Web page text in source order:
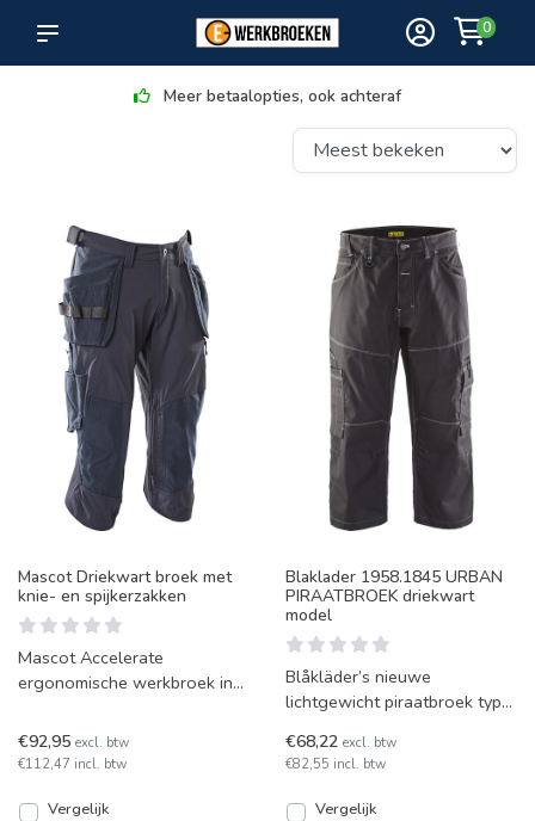
0
Meer betaalopties, ook achteraf
Mascot Driekwart broek met
knie- en spijkerzakken
Mascot Accelerate
ergonomische werkbroek in
voorzieningen voor
gereedscha
€92,95 excl. btw
€112,47 incl. btw
Vergelijk
Blaklader 1958.1845 URBAN
PIRAATBROEK driekwart
model
Blåkläder’s nieuwe
lichtgewicht piraatbroek type
geeft u bewegingsvrijheid
€68,22 excl. btw
€82,55 incl. btw
Vergelijk